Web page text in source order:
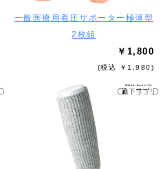
一般医療用着圧サポーター極薄型
2枚組
￥1,800
(税込 ￥1,980)